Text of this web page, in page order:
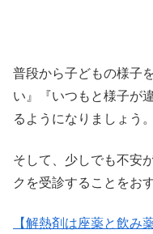
普段から子どもの様子
い』『いつもと様子が
るようになりましょう。
そして、少しでも不安
クを受診することをお
【解熱剤は座薬と飲み